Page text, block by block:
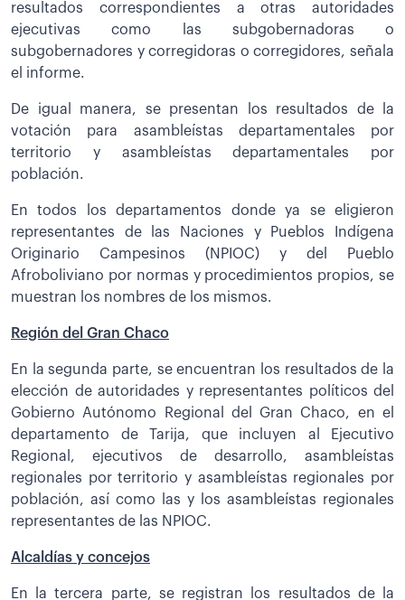
resultados correspondientes a otras autoridades
ejecutivas como las subgobernadoras o
subgobernadores y corregidoras o corregidores, señala
el informe.
De igual manera, se presentan los resultados de la
votación para asambleístas departamentales por
territorio y asambleístas departamentales por
población.
En todos los departamentos donde ya se eligieron
representantes de las Naciones y Pueblos Indígena
Originario Campesinos (NPIOC) y del Pueblo
Afroboliviano por normas y procedimientos propios, se
muestran los nombres de los mismos.
Región del Gran Chaco
En la segunda parte, se encuentran los resultados de la
elección de autoridades y representantes políticos del
Gobierno Autónomo Regional del Gran Chaco, en el
departamento de Tarija, que incluyen al Ejecutivo
Regional, ejecutivos de desarrollo, asambleístas
regionales por territorio y asambleístas regionales por
población, así como las y los asambleístas regionales
representantes de las NPIOC.
Alcaldías y concejos
En la tercera parte, se registran los resultados de la